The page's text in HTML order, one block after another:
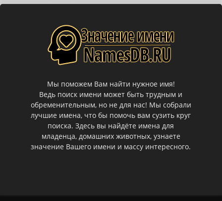
Мы поможем Вам найти нужное имя!
Ведь поиск имени может быть трудным и
обременительным, но не для нас! Мы собрали
лучшие имена, что бы помочь вам сузить круг
поиска. Здесь вы найдёте имена для
младенца, домашних животных, узнаете
значение Вашего имени и массу интересного.